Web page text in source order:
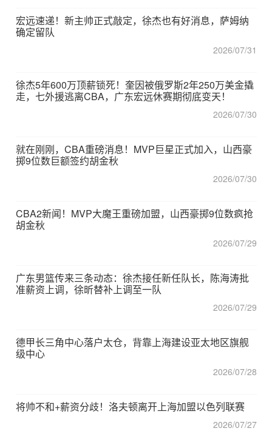
宏远速递！新主帅正式敲定，徐杰也有好消息，萨姆纳
确定留队
2026/07/31
徐杰5年600万顶薪锁死！奎因被俄罗斯2年250万美金撬
走，七外援逃离CBA，广东宏远休赛期彻底变天！
2026/07/30
就在刚刚，CBA重磅消息！MVP巨星正式加入，山西豪
掷9位数巨额签约胡金秋
2026/07/30
CBA2新闻！MVP大魔王重磅加盟，山西豪掷9位数疯抢
胡金秋
2026/07/29
广东男篮传来三条动态：徐杰接任新任队长，陈海涛批
准薪资上调，徐昕替补上调至一队
2026/07/29
德甲长三角中心落户太仓，背靠上海建设亚太地区旗舰
级中心
2026/07/28
将帅不和+薪资分歧！洛夫顿离开上海加盟以色列联赛
2026/07/27